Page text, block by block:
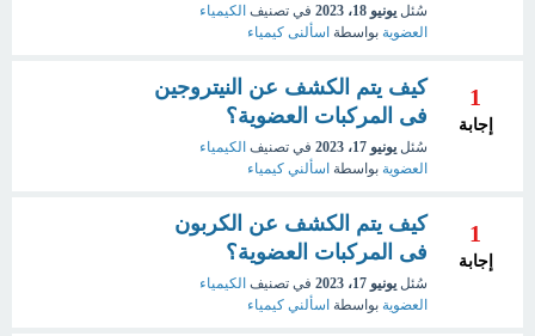
سُئل يونيو 18، 2023 في تصنيف الكيمياء
العضوية بواسطة اسألنى كيمياء
1
إجابة
كيف يتم الكشف عن النيتروجين
فى المركبات العضوية؟
سُئل يونيو 17، 2023 في تصنيف الكيمياء
العضوية بواسطة اسألني كيمياء
1
إجابة
كيف يتم الكشف عن الكربون
فى المركبات العضوية؟
سُئل يونيو 17، 2023 في تصنيف الكيمياء
العضوية بواسطة اسألني كيمياء